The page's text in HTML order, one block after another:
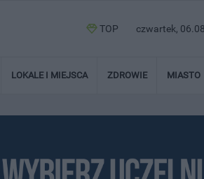
TOP czwartek,
LOKALE I MIEJSCA ZDROWIE MIASTO